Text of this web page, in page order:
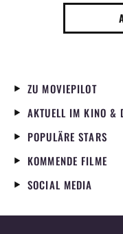
ZU MOVIEPILOT
AKTUELL IM KINO &
POPULÄRE STARS
KOMMENDE FILME
SOCIAL MEDIA